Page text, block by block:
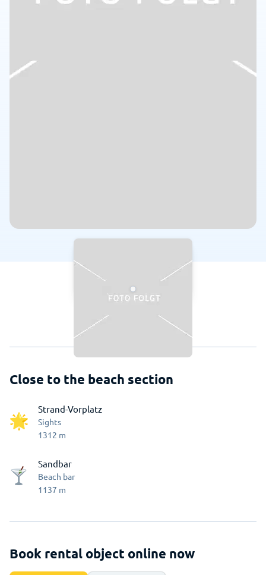
Close to the beach section
Strand-Vorplatz
Sights
1312 m
Sandbar
Beach bar
1137 m
Book rental object online now